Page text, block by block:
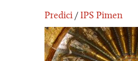
Predici / IPS Pimen